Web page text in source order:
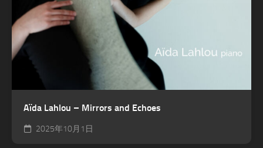
Aïda Lahlou – Mirrors and Echoes
2025年10月1日